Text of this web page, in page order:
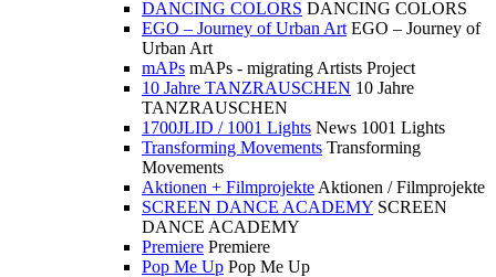
DANCING COLORS DANCING COLORS
EGO – Journey of Urban Art EGO – Journey of
Urban Art
mAPs mAPs - migrating Artists Project
10 Jahre TANZRAUSCHEN 10 Jahre
TANZRAUSCHEN
1700JLID / 1001 Lights News 1001 Lights
Transforming Movements Transforming
Movements
Aktionen + Filmprojekte Aktionen / Filmprojekte
SCREEN DANCE ACADEMY SCREEN
DANCE ACADEMY
Premiere Premiere
Pop Me Up Pop Me Up